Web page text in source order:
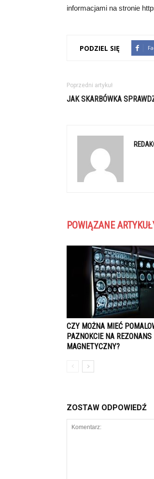
informacjami na stronie
PODZIEL SIĘ
Poprzedni artykuł
JAK SKARBÓWKA
POWIĄZANE
CZY MOŻNA MIEĆ
PAZNOKCIE NA REZONANS
MAGNETYCZNY?
ZOSTAW ODPOWIEDŹ